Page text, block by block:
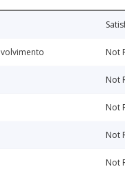
Not
Not
Not
Not
Not